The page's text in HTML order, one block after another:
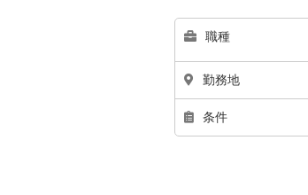
職種
勤務地
条件